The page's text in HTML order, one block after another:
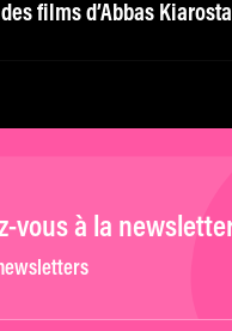
films d’Abbas
vous à la